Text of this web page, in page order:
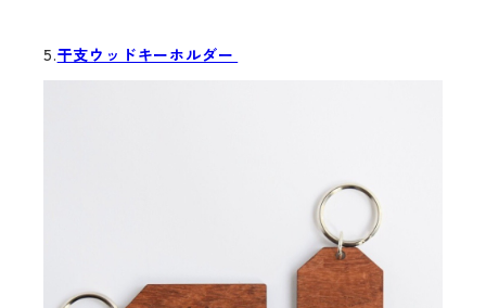
5.干支ウッドキーホルダー